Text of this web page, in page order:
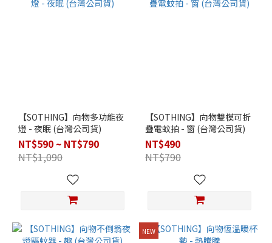
【SOTHING】向物多功能夜
燈 - 夜眠 (台灣公司貨)
NT$590 ~ NT$790
NT$1,090
【SOTHING】向物雙模可折
疊電蚊拍 - 窗 (台灣公司貨)
NT$490
NT$790
NEW